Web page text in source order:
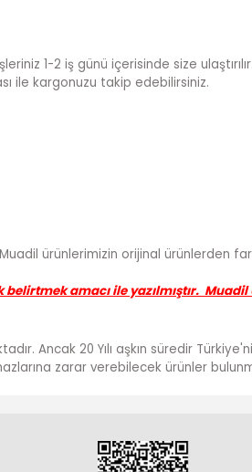
1-2 iş günü içerisinde size ulaştırılır.
ile kargonuzu takip edebilirsiniz.
ürünlerimizin orijinal ürünlerden
amacı ile yazılmıştır. Muadil
Ancak 20 Yılı aşkın süredir
zarar verebilecek ürünler